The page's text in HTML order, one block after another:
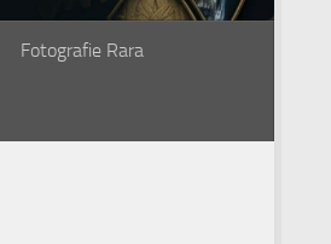
Fotografie Rara